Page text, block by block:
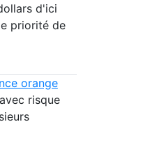
d'ici
priorité de
orange
risque